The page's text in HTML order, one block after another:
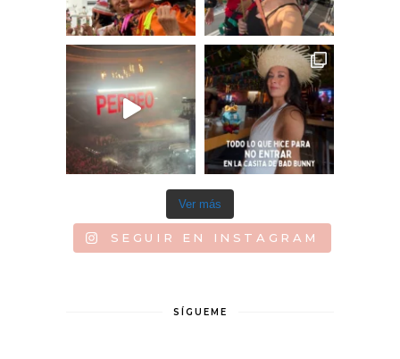
Ver más
SEGUIR EN INSTAGRAM
SÍGUEME